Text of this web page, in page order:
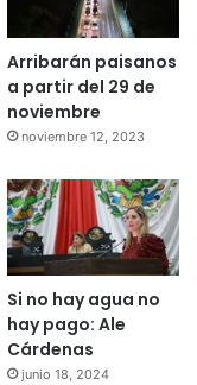
Arribarán paisanos
a partir del 29 de
noviembre
noviembre 12, 2023
Si no hay agua no
hay pago: Ale
Cárdenas
junio 18, 2024